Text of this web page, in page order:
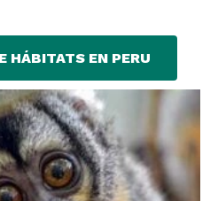
HÁBITATS EN PERU